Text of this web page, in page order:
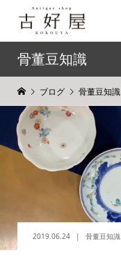
骨董豆知識
ブログ 骨董豆知識
2019.06.24 骨董豆知識